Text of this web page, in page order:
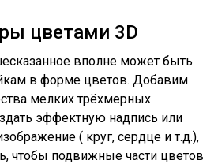
цветами 3D
вполне может быть
в форме цветов. Добавим
мелких трёхмерных
эффектную надпись или
( круг, сердце и т.д.),
чтобы подвижные части цветов